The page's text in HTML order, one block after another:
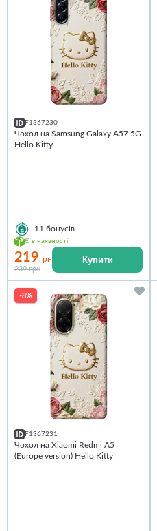
F1367230
Чохол на Samsung Galaxy A57 5G
Hello Kitty
+11 бонусів
Є в наявності
219грн
239 грн
Купити
-8%
F1367231
Чохол на Xiaomi Redmi A5
(Europe version) Hello Kitty